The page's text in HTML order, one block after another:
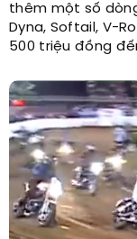
thêm một số
Dyna, Softail, V-
500 triệu đồng